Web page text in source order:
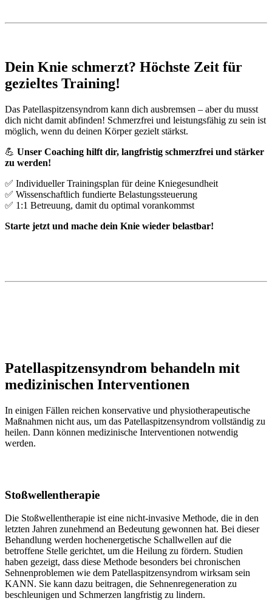
Dein Knie schmerzt? Höchste Zeit für
gezieltes Training!
Das Patellaspitzensyndrom kann dich ausbremsen – aber du musst
dich nicht damit abfinden! Schmerzfrei und leistungsfähig zu sein ist
möglich, wenn du deinen Körper gezielt stärkst.
💪 Unser Coaching hilft dir, langfristig schmerzfrei und stärker
zu werden!
✅ Individueller Trainingsplan für deine Kniegesundheit
✅ Wissenschaftlich fundierte Belastungssteuerung
✅ 1:1 Betreuung, damit du optimal vorankommst
Starte jetzt und mache dein Knie wieder belastbar!
Patellaspitzensyndrom behandeln mit
medizinischen Interventionen
In einigen Fällen reichen konservative und physiotherapeutische
Maßnahmen nicht aus, um das Patellaspitzensyndrom vollständig zu
heilen. Dann können medizinische Interventionen notwendig
werden.
Stoßwellentherapie
Die Stoßwellentherapie ist eine nicht-invasive Methode, die in den
letzten Jahren zunehmend an Bedeutung gewonnen hat. Bei dieser
Behandlung werden hochenergetische Schallwellen auf die
betroffene Stelle gerichtet, um die Heilung zu fördern. Studien
haben gezeigt, dass diese Methode besonders bei chronischen
Sehnenproblemen wie dem Patellaspitzensyndrom wirksam sein
KANN. Sie kann dazu beitragen, die Sehnenregeneration zu
beschleunigen und Schmerzen langfristig zu lindern.